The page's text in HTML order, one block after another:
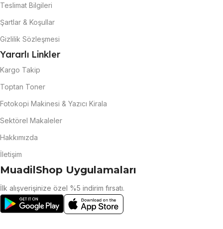
Teslimat Bilgileri
Şartlar & Koşullar
Gizlilik Sözleşmesi
Yararlı Linkler
Kargo Takip
Toptan Toner
Fotokopi Makinesi & Yazıcı Kirala
Sektörel Makaleler
Hakkımızda
İletişim
MuadilShop Uygulamaları
İlk alışverişinize özel %5 indirim fırsatı.